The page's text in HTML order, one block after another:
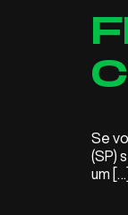
Se
(SP)
um […]